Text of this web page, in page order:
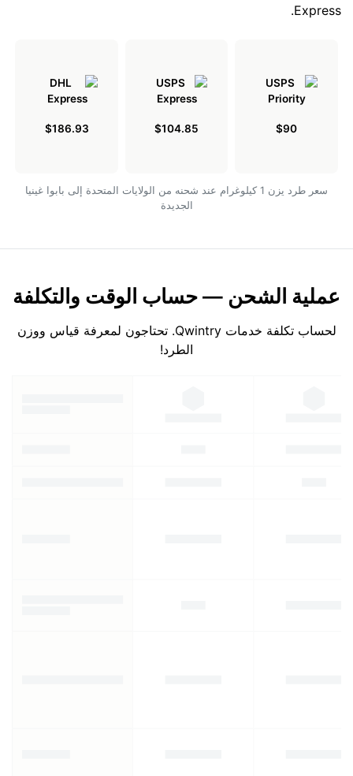
Express.
$90
$104.85
$186.93
سعر طرد يزن 1 كيلوغرام عند شحنه من الولايات المتحدة إلى بابوا غينيا
الجديدة
عملية الشحن — حساب الوقت والتكلفة
لحساب تكلفة خدمات Qwintry. تحتاجون لمعرفة قياس ووزن
الطرد!